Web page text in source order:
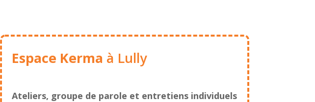
Espace Kerma à Lully
Ateliers, groupe de parole et entretiens individuels